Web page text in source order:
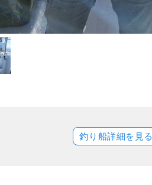
釣り船詳細を見る